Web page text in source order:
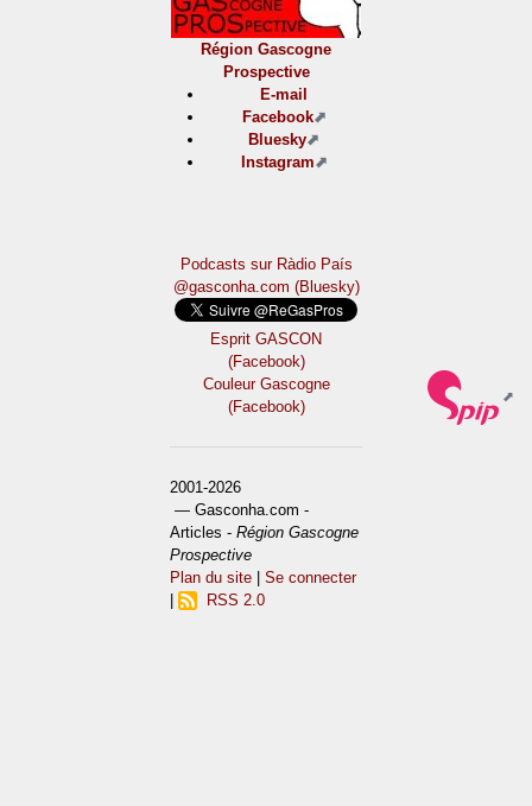
Région Gascogne
Prospective
E-mail
Facebook
Bluesky
Instagram
Podcasts sur Ràdio País
@gasconha.com (Bluesky)
Esprit GASCON
(Facebook)
Couleur Gascogne
(Facebook)
2001-2026
— Gasconha.com -
Articles -Région Gascogne
Prospective
Plan du site |Se connecter
RSS 2.0